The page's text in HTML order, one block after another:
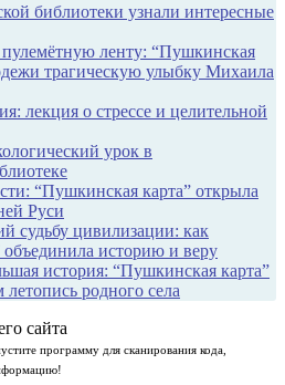
библиотеки узнали интересные
ленту: “Пушкинская
трагическую улыбку Михаила
лекция о стрессе и целительной
урок в
“Пушкинская карта” открыла
Руси
судьбу цивилизации: как
историю и веру
история: “Пушкинская карта”
родного села
сайта
программу для сканирования кода,